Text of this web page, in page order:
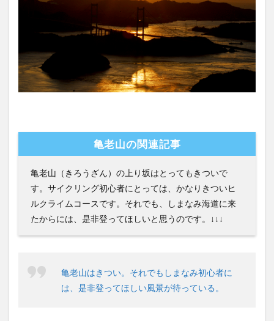
亀老山の関連記事
亀老山（きろうざん）の上り坂はとってもきついで
す。サイクリング初心者にとっては、かなりきついヒ
ルクライムコースです。それでも、しまなみ海道に来
たからには、是非登ってほしいと思うのです。↓↓↓
亀老山はきつい。それでもしまなみ初心者に
は、是非登ってほしい風景が待っている。